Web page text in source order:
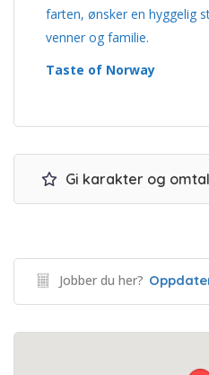
farten, ønsker en hyggelig
venner og familie.
Taste of Norway
Gi karakter og
Jobber du her?